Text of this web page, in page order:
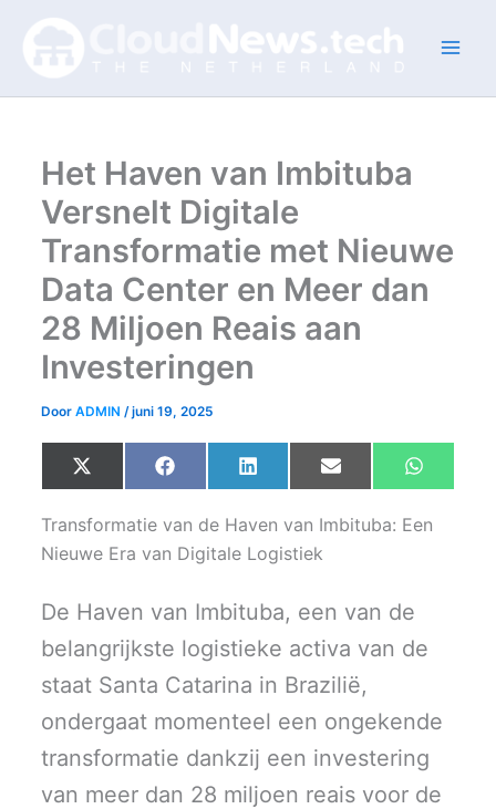
inhoud
Het Haven van Imbituba
Versnelt Digitale
Transformatie met Nieuwe
Data Center en Meer dan
28 Miljoen Reais aan
Investeringen
DoorADMIN/juni 19, 2025
Share
on
X
(
w
i
t
t
)
Share
on
F
a
e
b
o
o
Share
on
L
i
k
e
d
I
Share
on
E
m
i
l
Share
on
W
h
t
s
Transformatie van de Haven van Imbituba: Een
Nieuwe Era van Digitale Logistiek
De Haven van Imbituba, een van de
belangrijkste logistieke activa van de
staat Santa Catarina in Brazilië,
ondergaat momenteel een ongekende
transformatie dankzij een investering
van meer dan 28 miljoen reais voor de